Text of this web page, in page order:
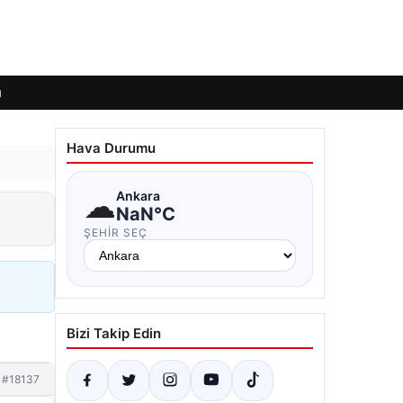
#18137
Hava Durumu
☁Ankara
NaN°C
ŞEHIR SEÇ
Bizi Takip Edin